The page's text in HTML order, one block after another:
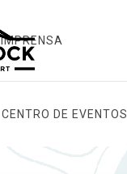
IMPRENSA
CENTRO DE EVENTOS